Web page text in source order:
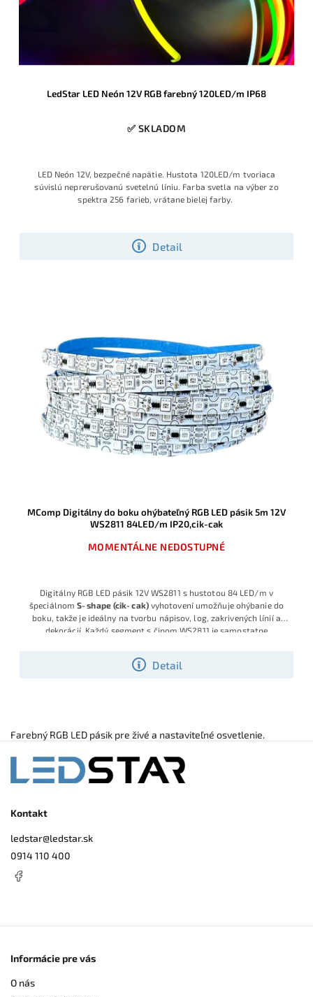
LedStar LED Neón 12V RGB farebný 120LED/m IP68
✅ SKLADOM
Detail
LED Neón 12V, bezpečné napätie. Hustota 120LED/m tvoriaca
súvislú neprerušovanú svetelnú líniu. Farba svetla na výber zo
spektra 256 farieb, vrátane bielej farby.
MComp Digitálny do boku ohýbateľný RGB LED pásik 5m 12V
WS2811 84LED/m IP20,cik-cak
MOMENTÁLNE NEDOSTUPNÉ
Detail
Digitálny RGB LED pásik 12V WS2811 s hustotou 84 LED/m v
špeciálnomS‑shape (cik‑cak)vyhotovení umožňuje ohýbanie do
boku, takže je ideálny na tvorbu nápisov, log, zakrivených línií a
dekorácií. Každý segment s čipom WS2811 je samostatne
svetlo či farebné animácie po celej dĺžke 5 m.
Farebný RGB LED pásik pre živé a nastaviteľné osvetlenie.
Kontakt
ledstar@ledstar.sk
0914 110 400
Informácie pre vás
O nás